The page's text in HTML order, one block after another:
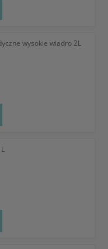
wysokie wiadro 2L